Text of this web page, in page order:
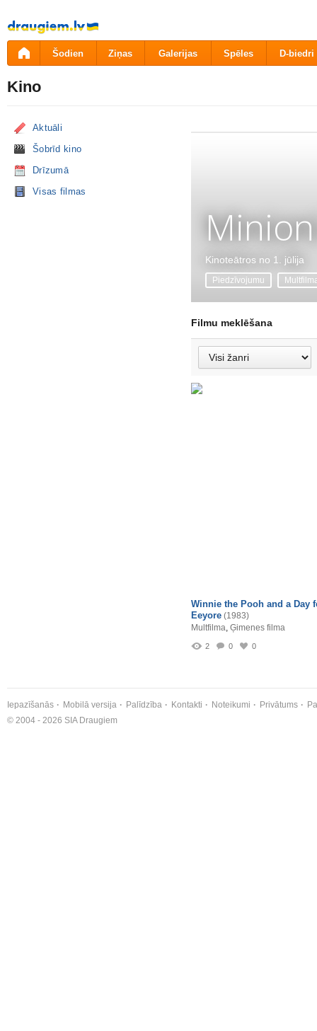
Pāriet
uz
saturu
Šodien Ziņas Galerijas Spēles D-biedri
Kino
Aktuāli
Šobrīd kino
Drīzumā
Visas filmas
Kinoteātros no 1. jūlija
Piedzīvojumu
Filmu meklēšana
Winnie the Pooh and a Day
Eeyore (1983)
Multfilma, Ģimenes filma
2 0 0
Iepazīšanās Mobilā versija Palīdzība Kontakti Noteikumi Privātums
© 2004 - 2026 SIA Draugiem